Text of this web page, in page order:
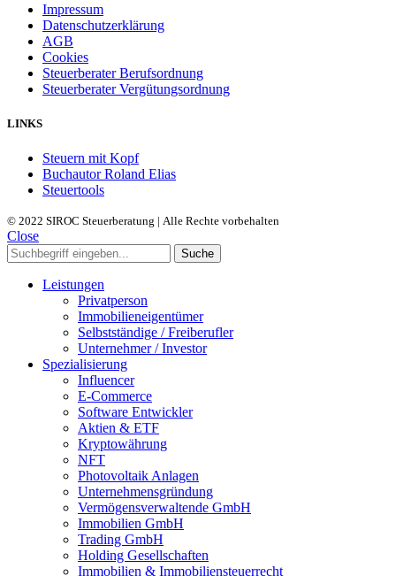
Impressum
Datenschutzerklärung
AGB
Cookies
Steuerberater Berufsordnung
Steuerberater Vergütungsordnung
LINKS
Steuern mit Kopf
Buchautor Roland Elias
Steuertools
© 2022 SIROC Steuerberatung | Alle Rechte vorbehalten
Close
Suche
Leistungen
Privatperson
Immobilieneigentümer
Selbstständige / Freiberufler
Unternehmer / Investor
Spezialisierung
Influencer
E-Commerce
Software Entwickler
Aktien & ETF
Kryptowährung
NFT
Photovoltaik Anlagen
Unternehmensgründung
Vermögensverwaltende GmbH
Immobilien GmbH
Trading GmbH
Holding Gesellschaften
Immobilien & Immobiliensteuerrecht